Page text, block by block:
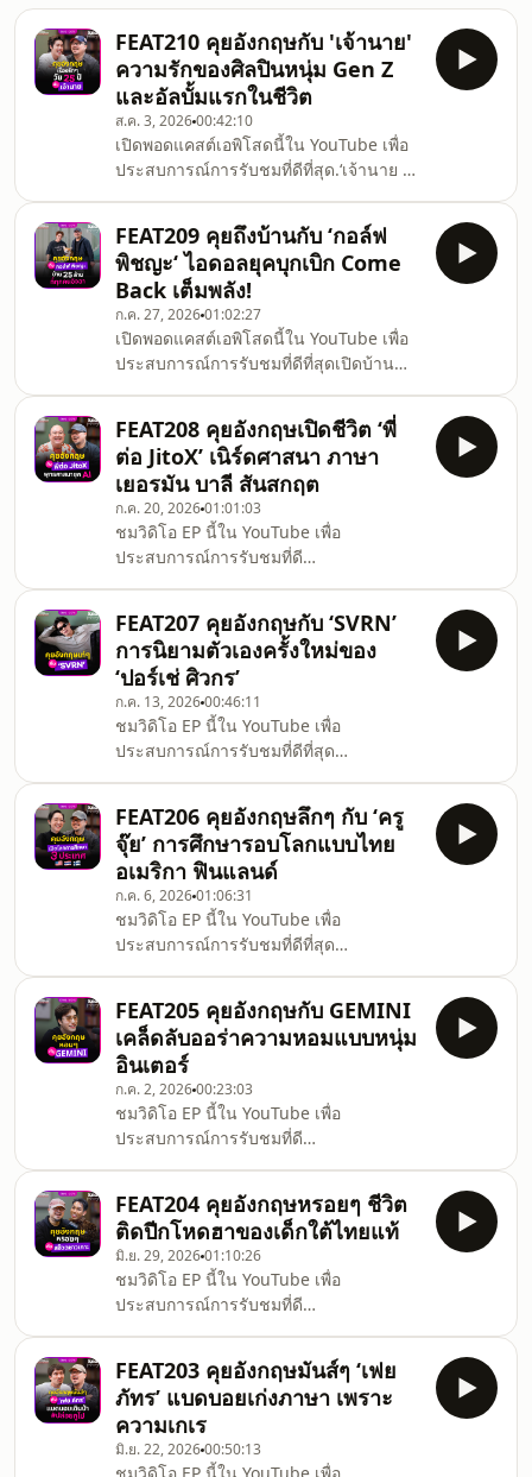
FEAT210 คุยอังกฤษกับ 'เจ้านาย'
ความรักของศิลปินหนุ่ม Gen Z
และอัลบั้มแรกในชีวิต
ส.ค. 3, 202600:42:10
เปิดพอดแคสต์เอพิโสดนี้ใน ⁠YouTube⁠ เพื่อ
ประสบการณ์การรับชมที่ดีที่สุด.‘เจ้านาย จิ
AMOR อัลบั้มแรกในชีวิต.คำนี้ดี
Featuring เอพิโสดนี้พูดคุยภาษาอังกฤษกับ
&#39;เจ้านาย จินเจษฎ์ วรรธนะสิน&#39;
จากเด็กที่เติบโตในอังกฤษ สู่บทบาทศิลปิน-
นักแสดงที่หลายคนคุ้นเคย เช่น ‘ฉลาดเกมส์
โกง’ ‘พระแท้ คนเก๊’ ‘โกฮัง หัวใจโกโฮม’ .วัน
นี้ &#39;เจ้านาย&#39; ก้าวเข้าสู่เส้นทาง
ศิลปินเต็ม
FEAT209 คุยถึงบ้านกับ ‘กอล์ฟ
พิชญะ‘ ไอดอลยุคบุกเบิก Come
Back เต็มพลัง!
ก.ค. 27, 202601:02:27
เปิดพอดแคสต์เอพิโสดนี้ใน YouTube เพื่อ
ประสบการณ์การรับชมที่ดีที่สุดเปิดบ้าน
ไอดอลในบ้านในฝันที่คนทั้งอินเทอร์เน็ต
อิจฉา!คำนี้ดี Featuring เปลี่ยนบรรยากาศ
ออกนอกสตู ไปทัวร์ 'Playstaycation' บ้านที่
ติด 1 ใน 7 ผู้เข้ารอบสุดท้ายเวที World
Architecture Festival 2024 ที่สิงคโปร์ ใน
หมวด Future House Project พร้อมย้อน
เส้นทางชีวิตของ 'กอล์ฟ' ที่เริ่มทำงานตั้งแต่
อายุยังน้
FEAT208 คุยอังกฤษเปิดชีวิต ‘พี่
ต่อ JitoX’ เนิร์ดศาสนา ภาษา
เยอรมัน บาลี สันสกฤต
ก.ค. 20, 202601:01:03
ชมวิดิโอ EP นี้ใน YouTube เพื่อ
ประสบการณ์การรับชมที่ดี
Houston คาถาชินบัญชรแบบ Bruno
Mars’ 🤔.คำนี้ดี Featuring เอพิโสดนี้พูด
คุยภาษาอังกฤษเรื่องพุทธศาสนากับ
&#39;พี่ต่อ JitoX&#39; (จิตรพันธุ์ หัชชะ
วณิช) นักวิชาการอิสระและครีเอเตอร์ผู้
หลงใหลในภาษาโบราณและพุทธศาสนา ผู้
เชี่ยวชาญภาษาบาลี-สันสกฤต.หลังผ่าน
มากว่า 2,500 ปี ในยุคที่พุทธศาสนา
FEAT207 คุยอังกฤษกับ ‘SVRN’
การนิยามตัวเองครั้งใหม่ของ
‘ปอร์เช่ ศิวกร’
ก.ค. 13, 202600:46:11
ชมวิดิโอ EP นี้ใน YouTube เพื่อ
ประสบการณ์การรับชมที่ดีที่สุด
กับ ‘SVRN’ การนิยามตัวเองครั้งใหม่ของ
‘ปอร์เช่ ศิวกร’.คำนี้ดี Featuring เอพิโสดนี้
ชวนทุกคนมาคุยอังกฤษกับ SVRN ศิลปิน
เดี่ยว จากค่าย GLIIDE โปรเจกต์ดนตรี
ระดับอินเตอร์จากความร่วมมือระหว่าง
GMM MUSIC และ Warner Music
Asia.พูดคุยถึงก้าวใหม่ของ ปอร์เช่ ศิวกร กับ
การนิยามตัวเองอีกครั้งในฐานะศิลปินเดี่ยว
ภายใต
FEAT206 คุยอังกฤษลึกๆ กับ ‘ครู
จุ๊ย’ การศึกษารอบโลกแบบไทย
อเมริกา ฟินแลนด์
ก.ค. 6, 202601:06:31
ชมวิดิโอ EP นี้ใน YouTube เพื่อ
ประสบการณ์การรับชมที่ดีที่สุด
&#39;กุลธิดา รุ่งเรืองเกียรติ&#39; หรือ
&#39;ครูจุ๊ย&#39; ผู้อำนวยการมูลนิธิคณะ
ก้าวหน้า เด็กไทยแท้ที่ฝึกอังกฤษจนคล่อง
ปร๋อเพราะความติ่ง Backstreet Boys!.ย้อน
เส้นทางจากเด็กแลกเปลี่ยน AFS แคนาดา
ต่อปริญญาตรี-โทด้านการศึกษาที่ฟินแลนด์
และปริญญาโทใบที่สองด้าน Public
FEAT205 คุยอังกฤษกับ GEMINI
เคล็ดลับออร่าความหอมแบบหนุ่ม
อินเตอร์
ก.ค. 2, 202600:23:03
ชมวิดิโอ EP นี้ใน YouTube เพื่อ
ประสบการณ์การรับชมที่ดี
อังกฤษกับ GEMINI ท่องเมืองน้ำหอมของ
CHANEL ที่ Grasse.กลับมาอีกครั้งกับ ‘เจมี
ไนน์ นรวิชญ์’ หนุ่มนักร้อง นักแสดง และ
House Ambassador ของ CHANEL เม้าท์
มอยเรื่องกลิ่นแปลกๆ ที่ชอบ การออร่าฟาร์ม
มิ่งด้วยน้ำหอมครั้งแรกสมัยมัธยม ทำไมเจมี
ไนน์ขาดน้ำหอมไม่ได้.ผ่านประสบการณ์
การเยือน Grasse เมืองหลวงแห่งน้ำหอม
ของโลก แห
FEAT204 คุยอังกฤษหรอยๆ ชีวิต
ติดปีกโหดฮาของเด็กใต้ไทยแท้
มิ.ย. 29, 202601:10:26
ชมวิดิโอ EP นี้ใน YouTube เพื่อ
ประสบการณ์การรับชมที่ดี
อังกฤษกับ &#39;สจ๊วตชาวเกาะ&#39;
ชีวิตจริงบนฟ้าของเด็กใต้ไทยแท้.คำนี้ดี
Featuring เอพิโสดนี้พูดคุยภาษาอังกฤษกับ
‘สมิทธ์’ ลูกเรือเจ้าของช่อง TikTok ‘สจ๊วต
ชาวเกาะ’ ที่พาทุกคนขึ้นไปสัมผัสชีวิตจริง
FEAT203 คุยอังกฤษมันส์ๆ ‘เฟย
ภัทร’ แบดบอยเก่งภาษา เพราะ
ความเกเร
มิ.ย. 22, 202600:50:13